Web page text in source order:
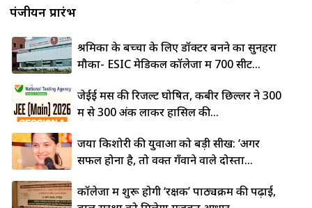
पंजीयन प्रारंभ
श्रमिकों के बच्चों के लिए डॉक्टर बनने का सुनहरा
मौका- ESIC मेडिकल कॉलेजों में 700 सीटें...
जेईई मेंस की रिजल्ट घोषित, कबीर छिल्लर ने 300
में से 300 अंक लाकर हासिल की...
जया किशोरी की युवाओं को बड़ी सीख: ‘अगर
सफल होना है, तो वक्त गँवाने वाले दोस्तों...
कॉलेजों में शुरू होगी ‘रक्षक’ पाठ्यक्रम की पढ़ाई,